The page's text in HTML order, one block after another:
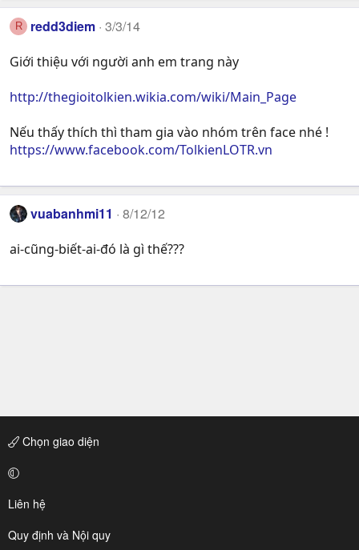
R redd3diem 3/3/14
Giới thiệu với người anh em trang này
http://thegioitolkien.wikia.com/wiki/Main_Page
Nếu thấy thích thì tham gia vào nhóm trên face nhé !
https://www.facebook.com/TolkienLOTR.vn
vuabanhmi11 8/12/12
ai-cũng-biết-ai-đó là gì thế???
Chọn giao diện
Liên hệ
Quy định và Nội quy